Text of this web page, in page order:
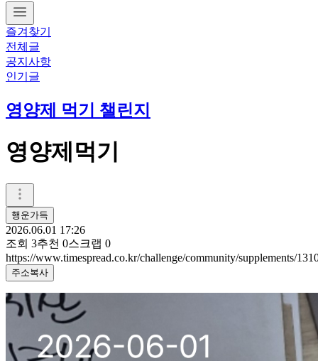
즐겨찾기
전체글
공지사항
인기글
영양제 먹기 챌린지
영양제먹기
행운가득
2026.06.01 17:26
조회 3추천 0스크랩 0
https://www.timespread.co.kr/challenge/community/supplements/
주소복사